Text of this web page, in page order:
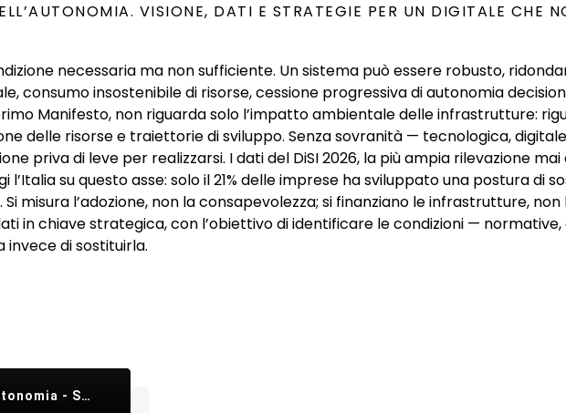
VISIONE, DATI E STRATEGIE PER UN DIGITALE CHE
necessaria ma non sufficiente. Un sistema può essere robusto,
insostenibile di risorse, cessione progressiva di autonomia
Manifesto, non riguarda solo l’impatto ambientale delle infrastrutture:
delle risorse e traiettorie di sviluppo. Senza sovranità — tecnologica,
priva di leve per realizzarsi. I dati del DiSI 2026, la più ampia rilevazione
su questo asse: solo il 21% delle imprese ha sviluppato una postura di
misura l’adozione, non la consapevolezza; si finanziano le infrastrutture,
in chiave strategica, con l’obiettivo di identificare le condizioni —
di sostituirla.